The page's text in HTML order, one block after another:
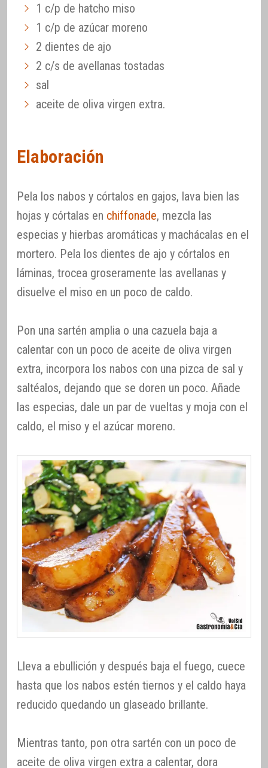
1 c/p de hatcho miso
1 c/p de azúcar moreno
2 dientes de ajo
2 c/s de avellanas tostadas
sal
aceite de oliva virgen extra.
Elaboración
Pela los nabos y córtalos en gajos, lava bien las
hojas y córtalas en chiffonade, mezcla las
especias y hierbas aromáticas y machácalas en el
mortero. Pela los dientes de ajo y córtalos en
láminas, trocea groseramente las avellanas y
disuelve el miso en un poco de caldo.
Pon una sartén amplia o una cazuela baja a
calentar con un poco de aceite de oliva virgen
extra, incorpora los nabos con una pizca de sal y
saltéalos, dejando que se doren un poco. Añade
las especias, dale un par de vueltas y moja con el
caldo, el miso y el azúcar moreno.
Lleva a ebullición y después baja el fuego, cuece
hasta que los nabos estén tiernos y el caldo haya
reducido quedando un glaseado brillante.
Mientras tanto, pon otra sartén con un poco de
aceite de oliva virgen extra a calentar, dora